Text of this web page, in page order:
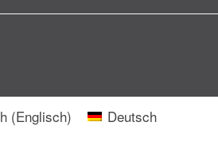
(Englisch) Deutsch